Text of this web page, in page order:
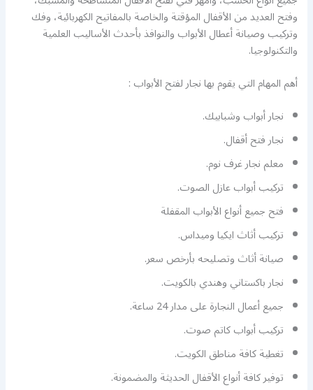
وفتح العديد من الأقفال المؤقتة والخاصة بالمفاتيح الكهربائية، وفك
وتركيب وصيانة أعطال الأبواب والنوافذ بأحدث الأساليب العلمية
والتكنولوجيا.
أهم المهام التي يقوم بها نجار لفتح الأبواب :
نجار أبواب وشبابيك.
نجار فتح أقفال.
معلم نجار غرف نوم.
تركيب أبواب عازل الصوت.
فتح جميع أنواع الأبواب المقفلة
تركيب أثاث ايكيا وميداس.
صيانة أثاث وتصليحه بأرخص سعر.
نجار باكستاني وهندي بالكويت.
جميع أعمال النجارة على مدار 24 ساعة.
تركيب أبواب كاتم صوت.
تغطية كافة مناطق الكويت.
توفير كافة أنواع الأقفال الحديثة والمضمونة.